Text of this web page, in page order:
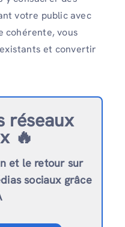
votre public avec
cohérente, vous
et convertir
réseaux
🔥
et le retour sur
sociaux grâce